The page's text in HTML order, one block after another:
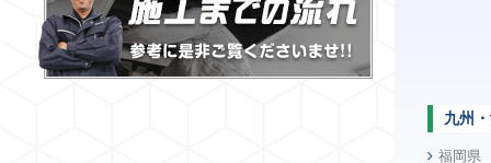
九州
福岡県